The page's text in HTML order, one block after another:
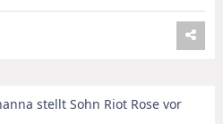
stellt Sohn Riot Rose vor